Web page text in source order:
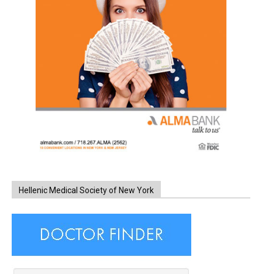
Hellenic Medical Society of New York